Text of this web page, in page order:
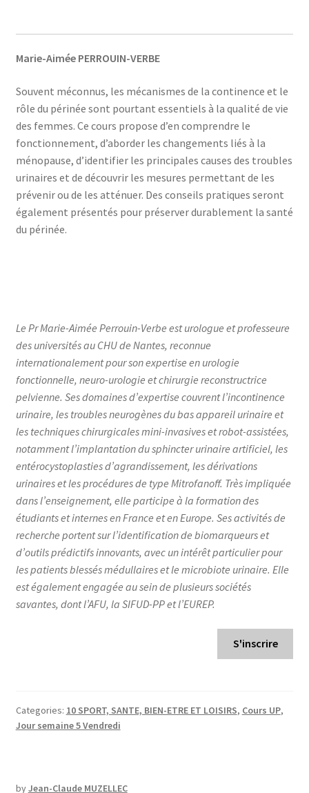
Marie-Aimée PERROUIN-VERBE
Souvent méconnus, les mécanismes de la continence et le
rôle du périnée sont pourtant essentiels à la qualité de vie
des femmes. Ce cours propose d’en comprendre le
fonctionnement, d’aborder les changements liés à la
ménopause, d’identifier les principales causes des troubles
urinaires et de découvrir les mesures permettant de les
prévenir ou de les atténuer. Des conseils pratiques seront
également présentés pour préserver durablement la santé
du périnée.
Le Pr Marie-Aimée Perrouin-Verbe est urologue et professeure
des universités au CHU de Nantes, reconnue
internationalement pour son expertise en urologie
fonctionnelle, neuro-urologie et chirurgie reconstructrice
pelvienne. Ses domaines d’expertise couvrent l’incontinence
urinaire, les troubles neurogènes du bas appareil urinaire et
les techniques chirurgicales mini-invasives et robot-assistées,
notamment l’implantation du sphincter urinaire artificiel, les
entérocystoplasties d’agrandissement, les dérivations
urinaires et les procédures de type Mitrofanoff. Très impliquée
dans l’enseignement, elle participe à la formation des
étudiants et internes en France et en Europe. Ses activités de
recherche portent sur l’identification de biomarqueurs et
d’outils prédictifs innovants, avec un intérêt particulier pour
les patients blessés médullaires et le microbiote urinaire. Elle
est également engagée au sein de plusieurs sociétés
savantes, dont l’AFU, la SIFUD-PP et l’EUREP.
S'inscrire
Categories: 10 SPORT, SANTE, BIEN-ETRE ET LOISIRS, Cours UP,
Jour semaine 5 Vendredi
byJean-Claude MUZELLEC